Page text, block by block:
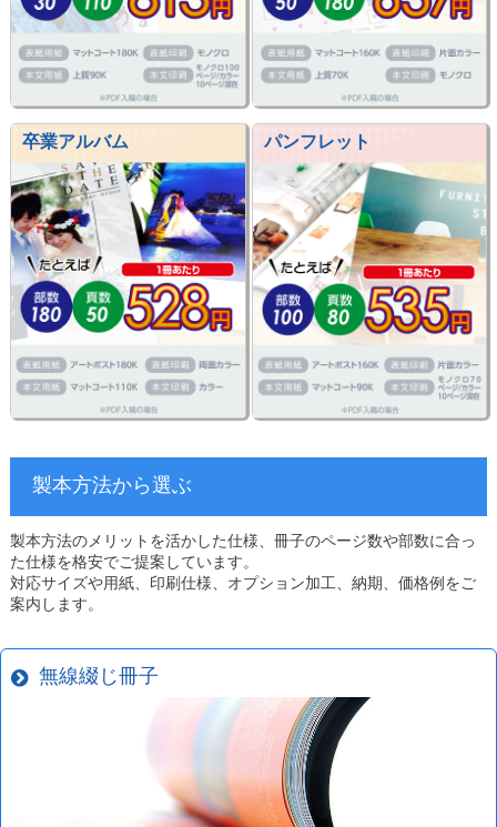
卒業アルバム パンフレット
製本方法から選ぶ
製本方法のメリットを活かした仕様、冊子のページ数や部数に合っ
た仕様を格安でご提案しています。
対応サイズや用紙、印刷仕様、オプション加工、納期、価格例をご
案内します。
無線綴じ冊子